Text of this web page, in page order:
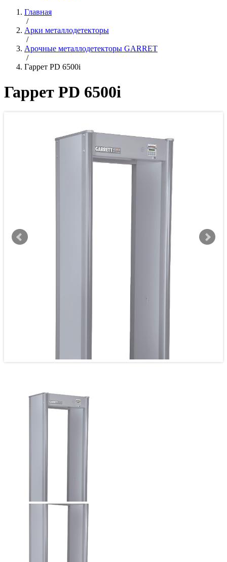
Главная
/
Арки металлодетекторы
/
Арочные металлодетекторы GARRET
/
Гаррет PD 6500i
Гаррет PD 6500i